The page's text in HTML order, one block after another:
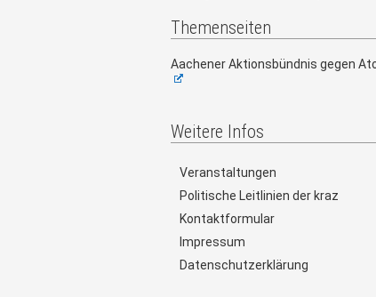
Themenseiten
Aachener Aktionsbündnis gegen
Weitere Infos
Veranstaltungen
Politische Leitlinien der kraz
Kontaktformular
Impressum
Datenschutzerklärung